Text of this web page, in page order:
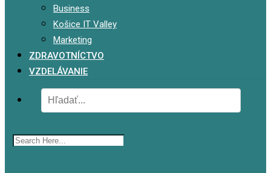
Business
Košice IT Valley
Marketing
ZDRAVOTNÍCTVO
VZDELÁVANIE